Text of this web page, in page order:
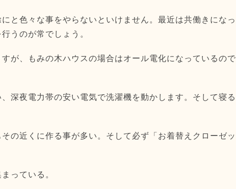
と色々な事をやらないといけません。最近は共働きになっ
うのが常でしょう。
が、もみの木ハウスの場合はオール電化になっているので
深夜電力帯の安い電気で洗濯機を動かします。そして寝る
の近くに作る事が多い。そして必ず「お着替えクローゼッ
っている。